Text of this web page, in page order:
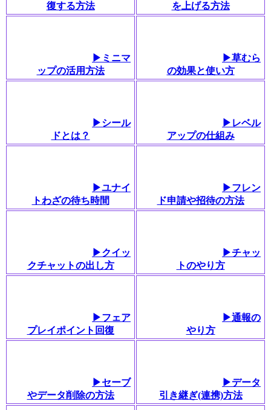
復する方法
を上げる方法
▶ミニマ
ップの活用方法
▶草むら
の効果と使い方
▶︎シール
ドとは？
▶︎レベル
アップの仕組み
▶ユナイ
トわざの待ち時間
▶フレン
ド申請や招待の方法
▶クイッ
クチャットの出し方
▶チャッ
トのやり方
▶フェア
プレイポイント回復
▶通報の
やり方
▶セーブ
やデータ削除の方法
▶データ
引き継ぎ(連携)方法